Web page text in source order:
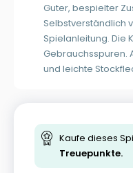
Guter, bespielter
Selbstverständlich
Spielanleitung. Die
Gebrauchsspuren.
und leichte
Kaufe dieses
Treuepunkte.